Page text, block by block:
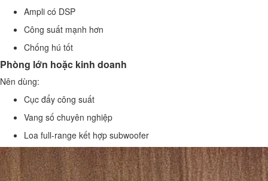
Ampli có DSP
Công suất mạnh hơn
Chống hú tốt
Phòng lớn hoặc kinh doanh
Nên dùng:
Cục đẩy công suất
Vang số chuyên nghiệp
Loa full-range kết hợp subwoofer